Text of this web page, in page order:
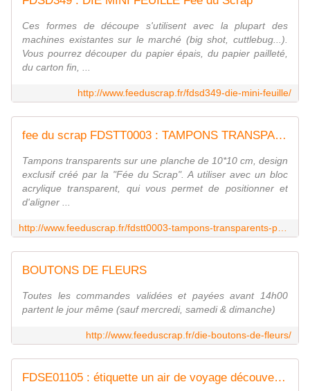
Ces formes de découpe s'utilisent avec la plupart des
machines existantes sur le marché (big shot, cuttlebug...).
Vous pourrez découper du papier épais, du papier pailleté,
du carton fin, ...
http://www.feeduscrap.fr/fdsd349-die-mini-feuille/
fee du scrap FDSTT0003 : TAMPONS TRANSPARENTS PHRASES
Tampons transparents sur une planche de 10*10 cm, design
exclusif créé par la "Fée du Scrap". A utiliser avec un bloc
acrylique transparent, qui vous permet de positionner et
d'aligner ...
BOUTONS DE FLEURS
Toutes les commandes validées et payées avant 14h00
partent le jour même (sauf mercredi, samedi & dimanche)
http://www.feeduscrap.fr/die-boutons-de-fleurs/
FDSE01105 : étiquette un air de voyage découvert FEE DU SCRAP